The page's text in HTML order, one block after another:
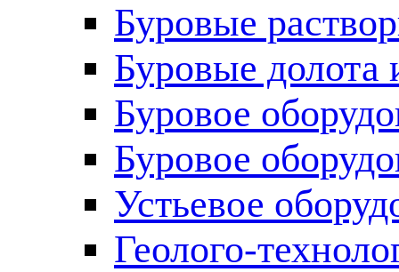
Буровые
Буровые долота
Буровое
Буровое
Устьевое
Геолого-